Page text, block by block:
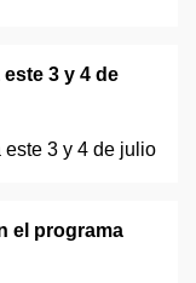
3 y 4 de
el programa